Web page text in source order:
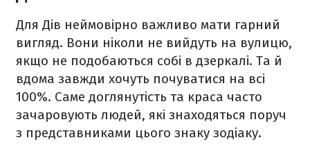
Для Дів неймовірно важливо мати гарний
вигляд. Вони ніколи не вийдуть на вулицю,
якщо не подобаються собі в дзеркалі. Та й
вдома завжди хочуть почуватися на всі
100%. Саме доглянутість та краса часто
зачаровують людей, які знаходяться поруч
з представниками цього знаку зодіаку.